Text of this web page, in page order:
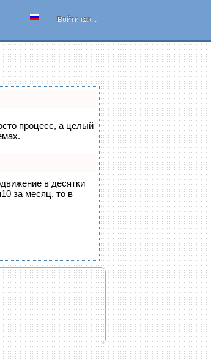
Войти как...
процесс, а целый
в десятки
за месяц, то в